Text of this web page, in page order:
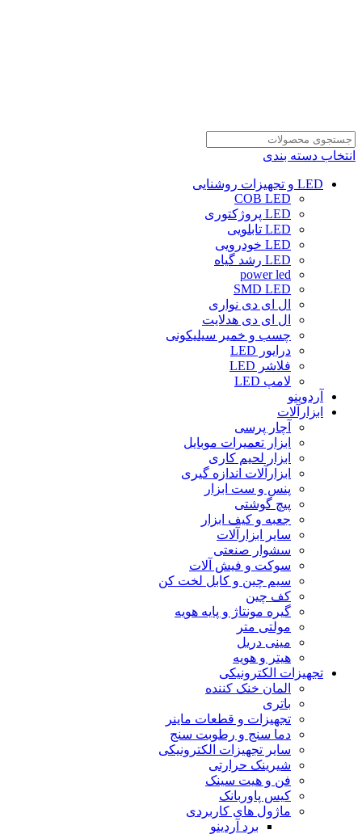
انتخاب دسته بندی
LED و تجهیزات روشنایی
COB LED
LED پروژکتوری
LED تابلویی
LED خودرویی
LED رشد گیاه
power led
SMD LED
ال ای دی نواری
ال ای دی هدلایت
چسب و خمیر سیلیکونی
درایور LED
فلاشر LED
لامپ LED
آردوینو
ابزارآلات
آچار پرسی
ابزار تعمیرات موبایل
ابزار لحیم کاری
ابزارآلات اندازه گیری
پنس و ست ابزار
پیچ گوشتی
جعبه و کیف ابزار
سایر ابزارآلات
سشوار صنعتی
سوکت و فیش آلات
سیم چین و کابل لخت کن
کف چین
گیره مونتاژ و پایه هویه
مولتی متر
مینی دریل
هیتر و هویه
تجهیزات الکترونیکی
المان خنک کننده
باتری
تجهیزات و قطعات ماینر
دما سنج و رطوبت سنج
سایر تجهیزات الکترونیکی
شیرینک حرارتی
فن و هیت سینک
کیس پاوربانک
ماژول های کاربردی
برد آردینو